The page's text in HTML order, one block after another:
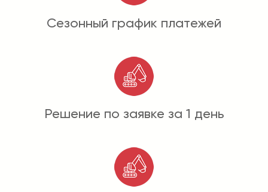
Сезонный график платежей
Решение по заявке за 1 день